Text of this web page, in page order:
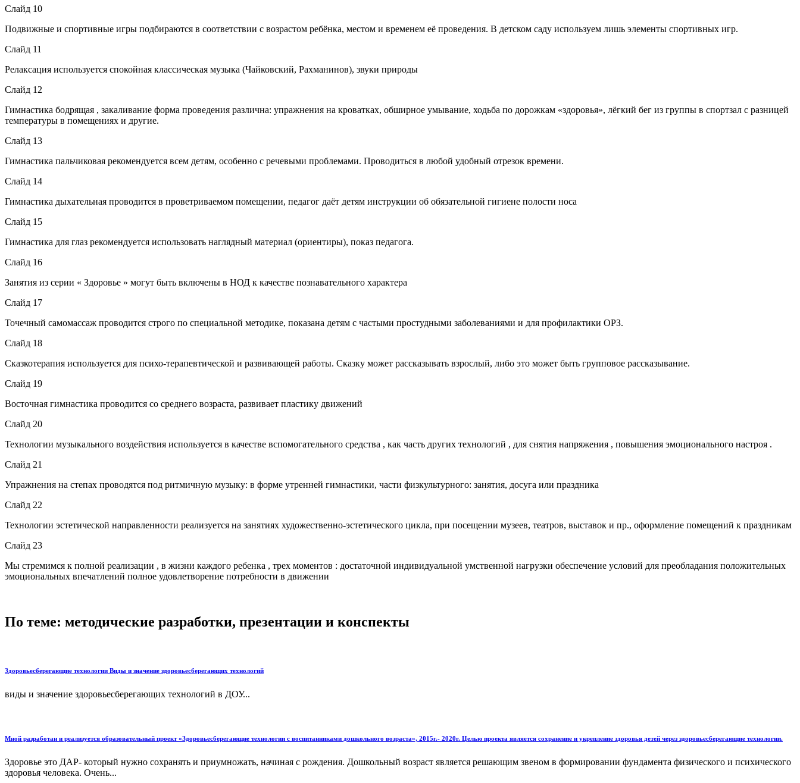
Слайд 10
Подвижные и спортивные игры подбираются в соответствии с возрастом ребёнка, местом и временем её проведения. В детском саду используем лишь элементы спортивных игр.
Слайд 11
Релаксация используется спокойная классическая музыка (Чайковский, Рахманинов), звуки природы
Слайд 12
Гимнастика бодрящая , закаливание форма проведения различна: упражнения на кроватках, обширное умывание, ходьба по дорожкам «здоровья», лёгкий бег из группы в спортзал с разницей
температуры в помещениях и другие.
Слайд 13
Гимнастика пальчиковая рекомендуется всем детям, особенно с речевыми проблемами. Проводиться в любой удобный отрезок времени.
Слайд 14
Гимнастика дыхательная проводится в проветриваемом помещении, педагог даёт детям инструкции об обязательной гигиене полости носа
Слайд 15
Гимнастика для глаз рекомендуется использовать наглядный материал (ориентиры), показ педагога.
Слайд 16
Занятия из серии « Здоровье » могут быть включены в НОД к качестве познавательного характера
Слайд 17
Точечный самомассаж проводится строго по специальной методике, показана детям с частыми простудными заболеваниями и для профилактики ОРЗ.
Слайд 18
Сказкотерапия используется для психо-терапевтической и развивающей работы. Сказку может рассказывать взрослый, либо это может быть групповое рассказывание.
Слайд 19
Восточная гимнастика проводится со среднего возраста, развивает пластику движений
Слайд 20
Технологии музыкального воздействия используется в качестве вспомогательного средства , как часть других технологий , для снятия напряжения , повышения эмоционального настроя .
Слайд 21
Упражнения на степах проводятся под ритмичную музыку: в форме утренней гимнастики, части физкультурного: занятия, досуга или праздника
Слайд 22
Технологии эстетической направленности реализуется на занятиях художественно-эстетического цикла, при посещении музеев, театров, выставок и пр., оформление помещений к праздникам
Слайд 23
Мы стремимся к полной реализации , в жизни каждого ребенка , трех моментов : достаточной индивидуальной умственной нагрузки обеспечение условий для преобладания положительных
эмоциональных впечатлений полное удовлетворение потребности в движении
По теме: методические разработки, презентации и конспекты
Здоровьесберегающие технологии Виды и значение здоровьесберегающих технологий
виды и значение здоровьесберегающих технологий в ДОУ...
Мной разработан и реализуется образовательный проект «Здоровьесберегающие технологии с воспитанниками дошкольного возраста», 2015г.- 2020г. Целью проекта является сохранение и укрепление здоровья детей через здоровьесберегающие технологии.
Здоровье это ДАР- который нужно сохранять и приумножать, начиная с рождения. Дошкольный возраст является решающим звеном в формировании фундамента физического и психического
здоровья человека. Очень...